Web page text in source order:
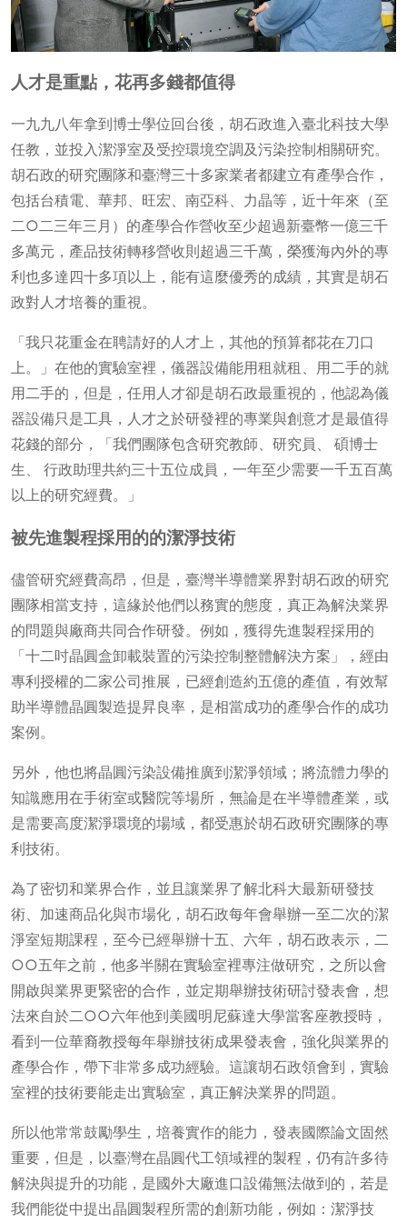
人才是重點，花再多錢都值得
一九九八年拿到博士學位回台後，胡石政進入臺北科技大學
任教，並投入潔淨室及受控環境空調及污染控制相關研究。
胡石政的研究團隊和臺灣三十多家業者都建立有產學合作，
包括台積電、華邦、旺宏、南亞科、力晶等，近十年來（至
二○二三年三月）的產學合作營收至少超過新臺幣一億三千
多萬元，產品技術轉移營收則超過三千萬，榮獲海內外的專
利也多達四十多項以上，能有這麼優秀的成績，其實是胡石
政對人才培養的重視。
「我只花重金在聘請好的人才上，其他的預算都花在刀口
上。」在他的實驗室裡，儀器設備能用租就租、用二手的就
用二手的，但是，任用人才卻是胡石政最重視的，他認為儀
器設備只是工具，人才之於研發裡的專業與創意才是最值得
花錢的部分，「我們團隊包含研究教師、研究員、 碩博士
生、 行政助理共約三十五位成員，一年至少需要一千五百萬
以上的研究經費。」
被先進製程採用的的潔淨技術
儘管研究經費高昂，但是，臺灣半導體業界對胡石政的研究
團隊相當支持，這緣於他們以務實的態度，真正為解決業界
的問題與廠商共同合作研發。例如，獲得先進製程採用的
「十二吋晶圓盒卸載裝置的污染控制整體解決方案」，經由
專利授權的二家公司推展，已經創造約五億的產值，有效幫
助半導體晶圓製造提昇良率，是相當成功的產學合作的成功
案例。
另外，他也將晶圓污染設備推廣到潔淨領域；將流體力學的
知識應用在手術室或醫院等場所，無論是在半導體產業，或
是需要高度潔淨環境的場域，都受惠於胡石政研究團隊的專
利技術。
為了密切和業界合作，並且讓業界了解北科大最新研發技
術、加速商品化與市場化，胡石政每年會舉辦一至二次的潔
淨室短期課程，至今已經舉辦十五、六年，胡石政表示，二
○○五年之前，他多半關在實驗室裡專注做研究，之所以會
開啟與業界更緊密的合作，並定期舉辦技術研討發表會，想
法來自於二○○六年他到美國明尼蘇達大學當客座教授時，
看到一位華裔教授每年舉辦技術成果發表會，強化與業界的
產學合作，帶下非常多成功經驗。這讓胡石政領會到，實驗
室裡的技術要能走出實驗室，真正解決業界的問題。
所以他常常鼓勵學生，培養實作的能力，發表國際論文固然
重要，但是，以臺灣在晶圓代工領域裡的製程，仍有許多待
解決與提升的功能，是國外大廠進口設備無法做到的，若是
我們能從中提出晶圓製程所需的創新功能，例如：潔淨技